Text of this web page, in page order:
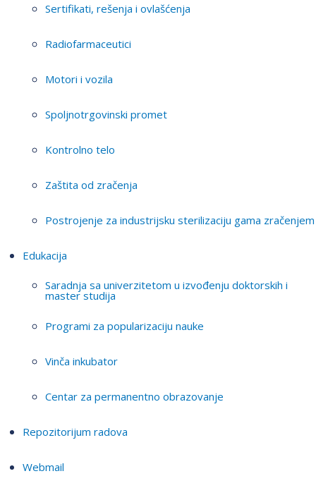
Sertifikati, rešenja i ovlašćenja
Radiofarmaceutici
Motori i vozila
Spoljnotrgovinski promet
Kontrolno telo
Zaštita od zračenja
Postrojenje za industrijsku sterilizaciju gama zračenjem
Edukacija
Saradnja sa univerzitetom u izvođenju doktorskih i
master studija
Programi za popularizaciju nauke
Vinča inkubator
Centar za permanentno obrazovanje
Repozitorijum radova
Webmail